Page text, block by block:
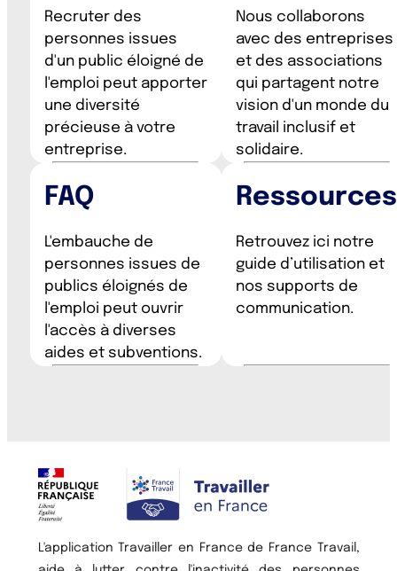
Recruter des
personnes issues
d'un public éloigné de
l'emploi peut apporter
une diversité
précieuse à votre
entreprise.
Nous collaborons
avec des entreprises
et des associations
qui partagent notre
vision d'un monde du
travail inclusif et
solidaire.
FAQ
L'embauche de
personnes issues de
publics éloignés de
l'emploi peut ouvrir
l'accès à diverses
aides et subventions.
Ressources
Retrouvez ici notre
guide d’utilisation et
nos supports de
communication.
L'application Travailler en France de France Travail,